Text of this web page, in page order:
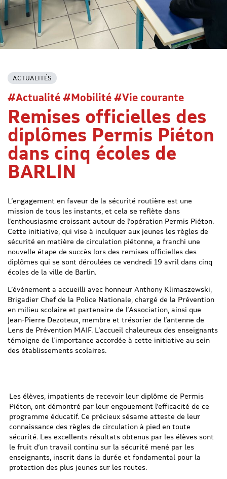
ACTUALITÉS
#Actualité #Mobilité #Vie courante
Remises officielles des
diplômes Permis Piéton
dans cinq écoles de
BARLIN
L’engagement en faveur de la sécurité routière est une
mission de tous les instants, et cela se reflète dans
l’enthousiasme croissant autour de l’opération Permis Piéton.
Cette initiative, qui vise à inculquer aux jeunes les règles de
sécurité en matière de circulation piétonne, a franchi une
nouvelle étape de succès lors des remises officielles des
diplômes qui se sont déroulées ce vendredi 19 avril dans cinq
écoles de la ville de Barlin.
L’événement a accueilli avec honneur Anthony Klimaszewski,
Brigadier Chef de la Police Nationale, chargé de la Prévention
en milieu scolaire et partenaire de l’Association, ainsi que
Jean-Pierre Dezoteux, membre et trésorier de l’antenne de
Lens de Prévention MAIF. L’accueil chaleureux des enseignants
témoigne de l’importance accordée à cette initiative au sein
des établissements scolaires.
Les élèves, impatients de recevoir leur diplôme de Permis
Piéton, ont démontré par leur engouement l’efficacité de ce
programme éducatif. Ce précieux sésame atteste de leur
connaissance des règles de circulation à pied en toute
sécurité. Les excellents résultats obtenus par les élèves sont
le fruit d’un travail continu sur la sécurité mené par les
enseignants, inscrit dans la durée et fondamental pour la
protection des plus jeunes sur les routes.